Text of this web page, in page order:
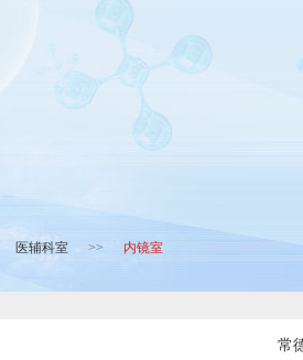
医辅科室 >> 内镜室
常